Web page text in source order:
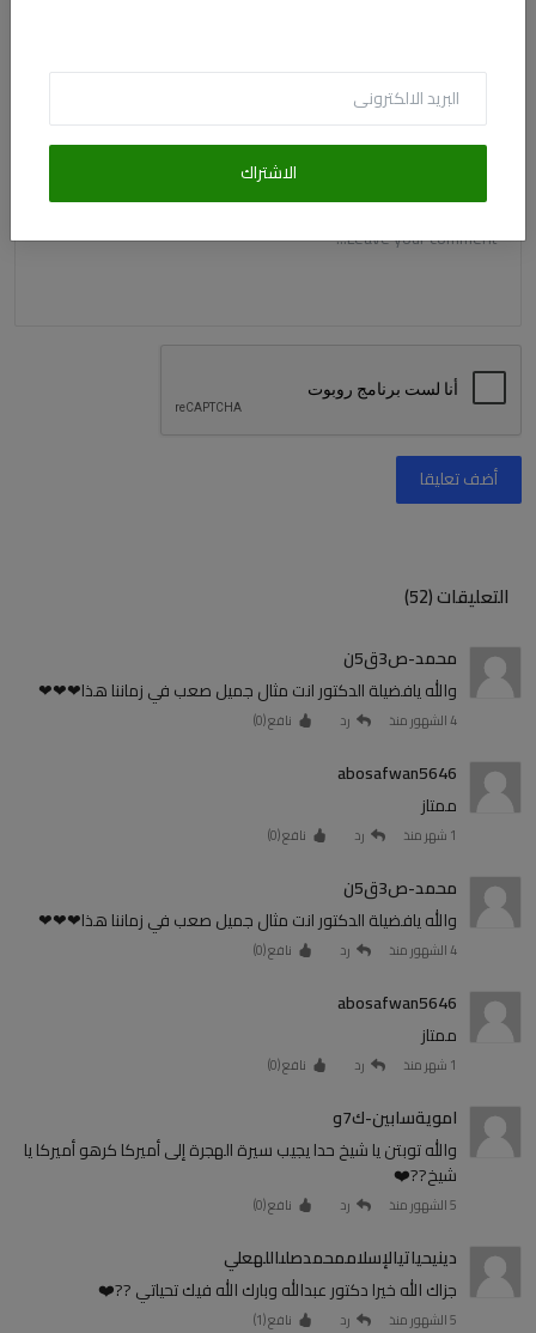
الاشتراك
البريد الالكترونى
أضف تعليقا
التعليقات (52)
محمد-ص3ق5ن
والله يافضيلة الدكتور انت مثال جميل صعب في زماننا هذا❤❤❤
4 الشهور منذ رد نافع (0
)
abosafwan5646
ممتاز
1 شهر منذ رد نافع (0
)
محمد-ص3ق5ن
والله يافضيلة الدكتور انت مثال جميل صعب في زماننا هذا❤❤❤
4 الشهور منذ رد نافع (0
)
abosafwan5646
ممتاز
1 شهر منذ رد نافع (0
)
امويةسابين-ك7و
والله توبتن يا شيخ حدا يجيب سيرة الهجرة إلى أميركا كرهو أميركا يا
شيخ??❤️
5 الشهور منذ رد نافع (0
)
دينيحياتيالإسلاممحمدصلىاللهعلي
جزاك الله خيرا دكتور عبدالله وبارك الله فيك تحياتي ??❤️
5 الشهور منذ رد نافع (1
)